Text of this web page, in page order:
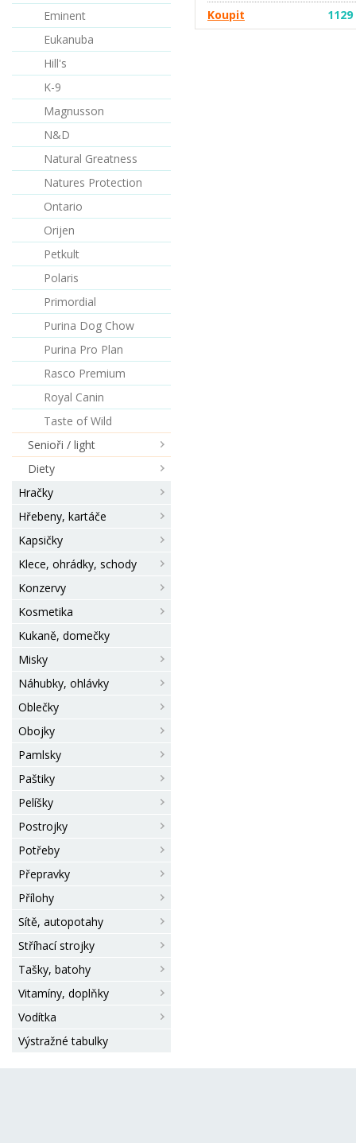
Eminent
Eukanuba
Hill's
K-9
Magnusson
N&D
Natural Greatness
Natures Protection
Ontario
Orijen
Petkult
Polaris
Primordial
Purina Dog Chow
Purina Pro Plan
Rasco Premium
Royal Canin
Taste of Wild
Senioři / light
Diety
Hračky
Hřebeny, kartáče
Kapsičky
Klece, ohrádky, schody
Konzervy
Kosmetika
Kukaně, domečky
Misky
Náhubky, ohlávky
Oblečky
Obojky
Pamlsky
Paštiky
Pelíšky
Postrojky
Potřeby
Přepravky
Přílohy
Sítě, autopotahy
Stříhací strojky
Tašky, batohy
Vitamíny, doplňky
Vodítka
Výstražné tabulky
BOHEMIA WILD lines z
unikátních zdrojů bílkovin -
Koupit 1129